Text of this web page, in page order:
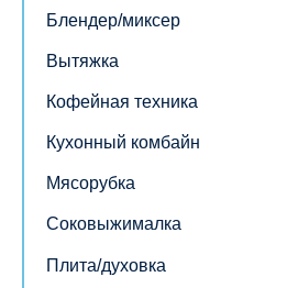
Блендер/миксер
Вытяжка
Кофейная техника
Кухонный комбайн
Мясорубка
Соковыжималка
Плита/духовка